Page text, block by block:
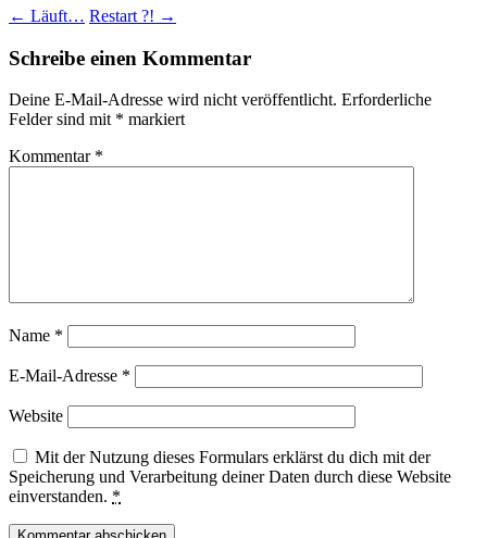
← Läuft… Restart ?! →
Schreibe einen Kommentar
Deine E-Mail-Adresse wird nicht veröffentlicht. Erforderliche
Felder sind mit * markiert
Kommentar *
Name *
E-Mail-Adresse *
Website
Mit der Nutzung dieses Formulars erklärst du dich mit der
Speicherung und Verarbeitung deiner Daten durch diese Website
einverstanden. *